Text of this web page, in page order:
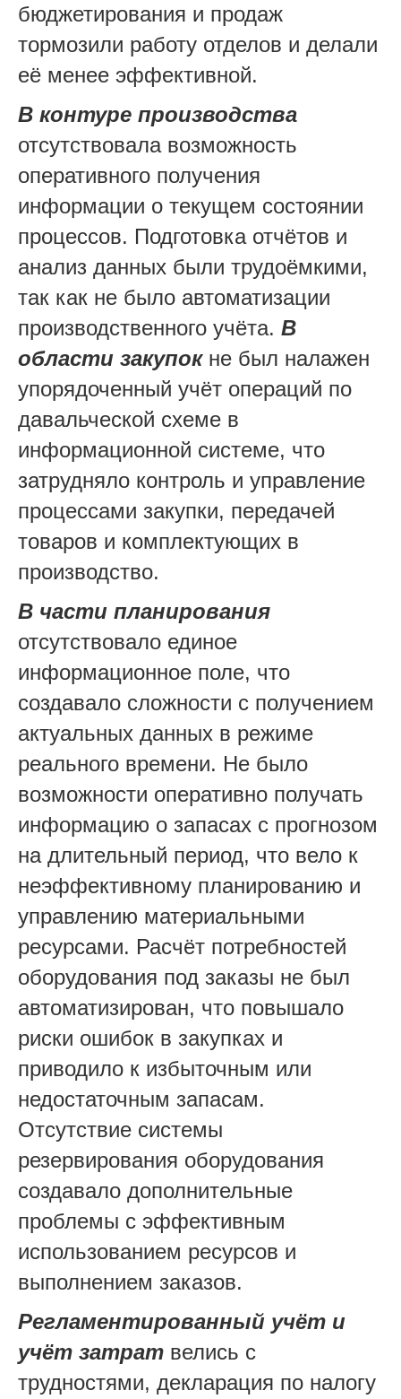
бюджетирования и продаж
тормозили работу отделов и делали
её менее эффективной.
В контуре производства
отсутствовала возможность
оперативного получения
информации о текущем состоянии
процессов. Подготовка отчётов и
анализ данных были трудоёмкими,
так как не было автоматизации
производственного учёта. В
области закупокне был налажен
упорядоченный учёт операций по
давальческой схеме в
информационной системе, что
затрудняло контроль и управление
процессами закупки, передачей
товаров и комплектующих в
производство.
В части планирования
отсутствовало единое
информационное поле, что
создавало сложности с получением
актуальных данных в режиме
реального времени. Не было
возможности оперативно получать
информацию о запасах с прогнозом
на длительный период, что вело к
неэффективному планированию и
управлению материальными
ресурсами. Расчёт потребностей
оборудования под заказы не был
автоматизирован, что повышало
риски ошибок в закупках и
приводило к избыточным или
недостаточным запасам.
Отсутствие системы
резервирования оборудования
создавало дополнительные
проблемы с эффективным
использованием ресурсов и
выполнением заказов.
Регламентированный учёт и
учёт затрат велись с
трудностями, декларация по налогу